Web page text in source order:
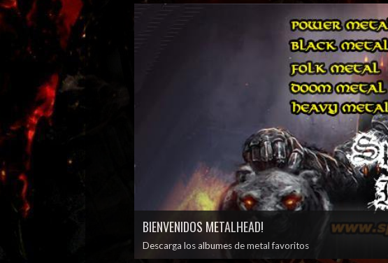
BIENVENIDOS METALHEAD!
Descarga los albumes de metal favoritos